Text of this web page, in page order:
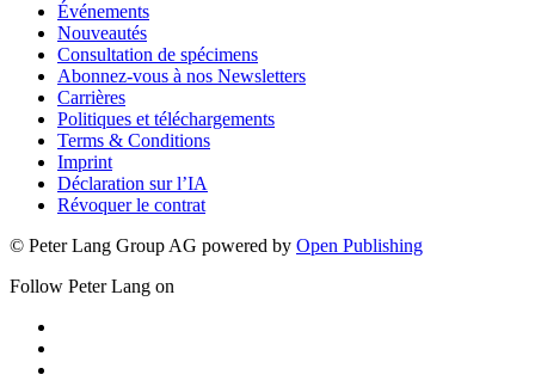
Événements
Nouveautés
Consultation de spécimens
Abonnez-vous à nos Newsletters
Carrières
Politiques et téléchargements
Terms & Conditions
Imprint
Déclaration sur l’IA
Révoquer le contrat
© Peter Lang Group AG powered by Open Publishing
Follow Peter Lang on